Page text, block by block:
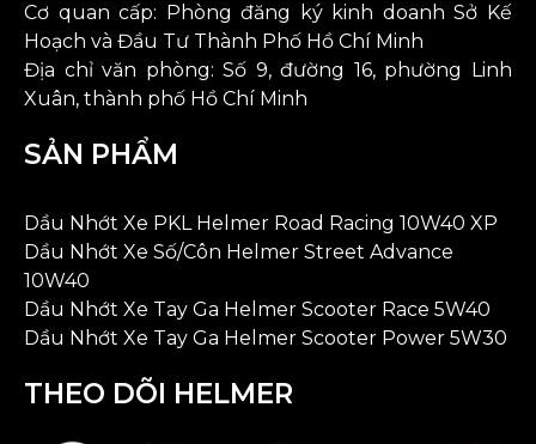
Cơ quan cấp: Phòng đăng ký kinh doanh Sở Kế
Hoạch và Đầu Tư Thành Phố Hồ Chí Minh
Địa chỉ văn phòng: Số 9, đường 16, phường Linh
Xuân, thành phố Hồ Chí Minh
SẢN PHẨM
Dầu Nhớt Xe PKL Helmer Road Racing 10W40 XP
Dầu Nhớt Xe Số/Côn Helmer Street Advance
10W40
Dầu Nhớt Xe Tay Ga Helmer Scooter Race 5W40
Dầu Nhớt Xe Tay Ga Helmer Scooter Power 5W30
THEO DÕI HELMER